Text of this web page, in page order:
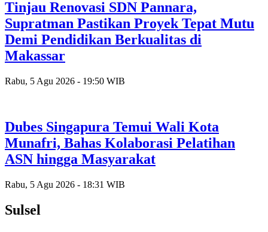
Tinjau Renovasi SDN Pannara,
Supratman Pastikan Proyek Tepat Mutu
Demi Pendidikan Berkualitas di
Makassar
Rabu, 5 Agu 2026 - 19:50 WIB
Dubes Singapura Temui Wali Kota
Munafri, Bahas Kolaborasi Pelatihan
ASN hingga Masyarakat
Rabu, 5 Agu 2026 - 18:31 WIB
Sulsel